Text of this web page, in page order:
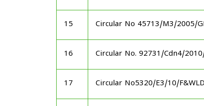
15 Circular No 45713/M3/2005/
16 Circular No. 92731/Cdn4/
17 Circular No5320/E3/10/